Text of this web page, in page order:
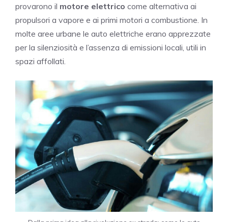
provarono il motore elettrico come alternativa ai
propulsori a vapore e ai primi motori a combustione. In
molte aree urbane le auto elettriche erano apprezzate
per la silenziosità e l’assenza di emissioni locali, utili in
spazi affollati.